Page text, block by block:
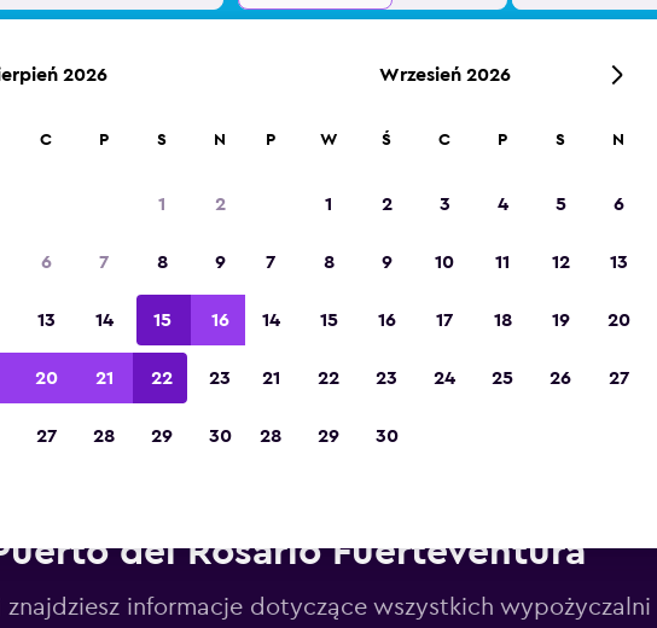
turystyczna w Europie” w 2023 roku
del Rosario Fuerteventura
znajdziesz informacje dotyczące wszystkich wypożyczalni
2026
C P S N
1 2
6 7 8 9
13 14 15 16
20 21 22 23
27 28 29 30
Wrzesień 2026
P W Ś C P S N
1 2 3 4 5 6
7 8 9 10 11 12 13
14 15 16 17 18 19 20
21 22 23 24 25 26 27
28 29 30